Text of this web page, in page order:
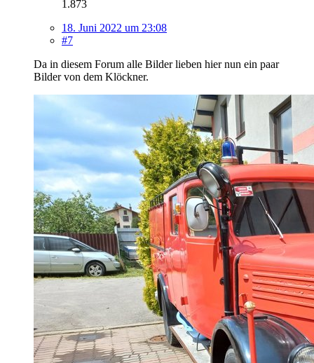
1.873
18. Juni 2022 um 23:08
#7
Da in diesem Forum alle Bilder lieben hier nun ein paar
Bilder von dem Klöckner.